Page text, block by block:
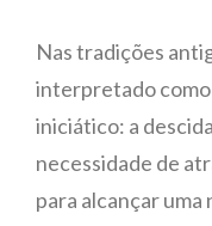
Nas tradições
interpretado
iniciático: a
necessidade de
para alcançar